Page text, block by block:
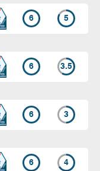
6 5
6 3.5
6 3
6 4